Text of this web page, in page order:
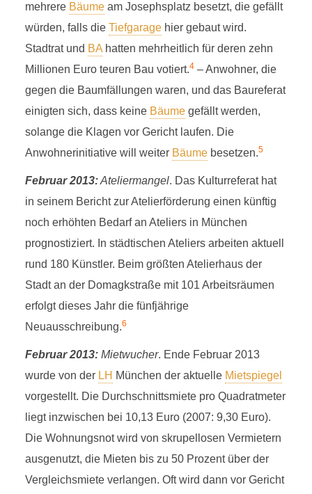
mehrere Bäumeam Josephsplatz besetzt, die gefällt
würden, falls die Tiefgaragehier gebaut wird.
Stadtrat und BAhatten mehrheitlich für deren zehn
Millionen Euro teuren Bau votiert.4– Anwohner, die
gegen die Baumfällungen waren, und das Baureferat
einigten sich, dass keine Bäumegefällt werden,
solange die Klagen vor Gericht laufen. Die
Anwohnerinitiative will weiter Bäumebesetzen.5
Februar 2013:Ateliermangel. Das Kulturreferat hat
in seinem Bericht zur Atelierförderung einen künftig
noch erhöhten Bedarf an Ateliers in München
prognostiziert. In städtischen Ateliers arbeiten aktuell
rund 180 Künstler. Beim größten Atelierhaus der
Stadt an der Domagkstraße mit 101 Arbeitsräumen
erfolgt dieses Jahr die fünfjährige
Neuausschreibung.6
Februar 2013:Mietwucher. Ende Februar 2013
wurde von der LH München der aktuelle Mietspiegel
vorgestellt. Die Durchschnittsmiete pro Quadratmeter
liegt inzwischen bei 10,13 Euro (2007: 9,30 Euro).
Die Wohnungsnot wird von skrupellosen Vermietern
ausgenutzt, die Mieten bis zu 50 Prozent über der
Vergleichsmiete verlangen. Oft wird dann vor Gericht